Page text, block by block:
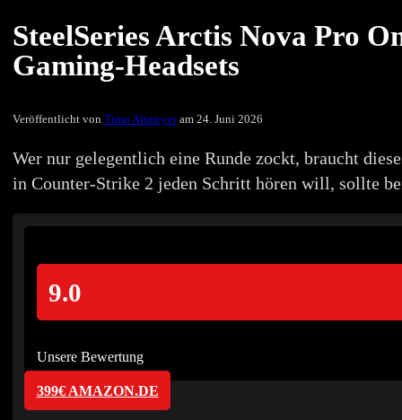
SteelSeries Arctis Nova Pro
Gaming-Headsets
Veröffentlicht von Timo Altmeyeram 24. Juni 2026
Wer nur gelegentlich eine Runde zockt, braucht
in Counter-Strike 2 jeden Schritt hören will, sollte
9.0
Unsere Bewertung
399€ AMAZON.DE